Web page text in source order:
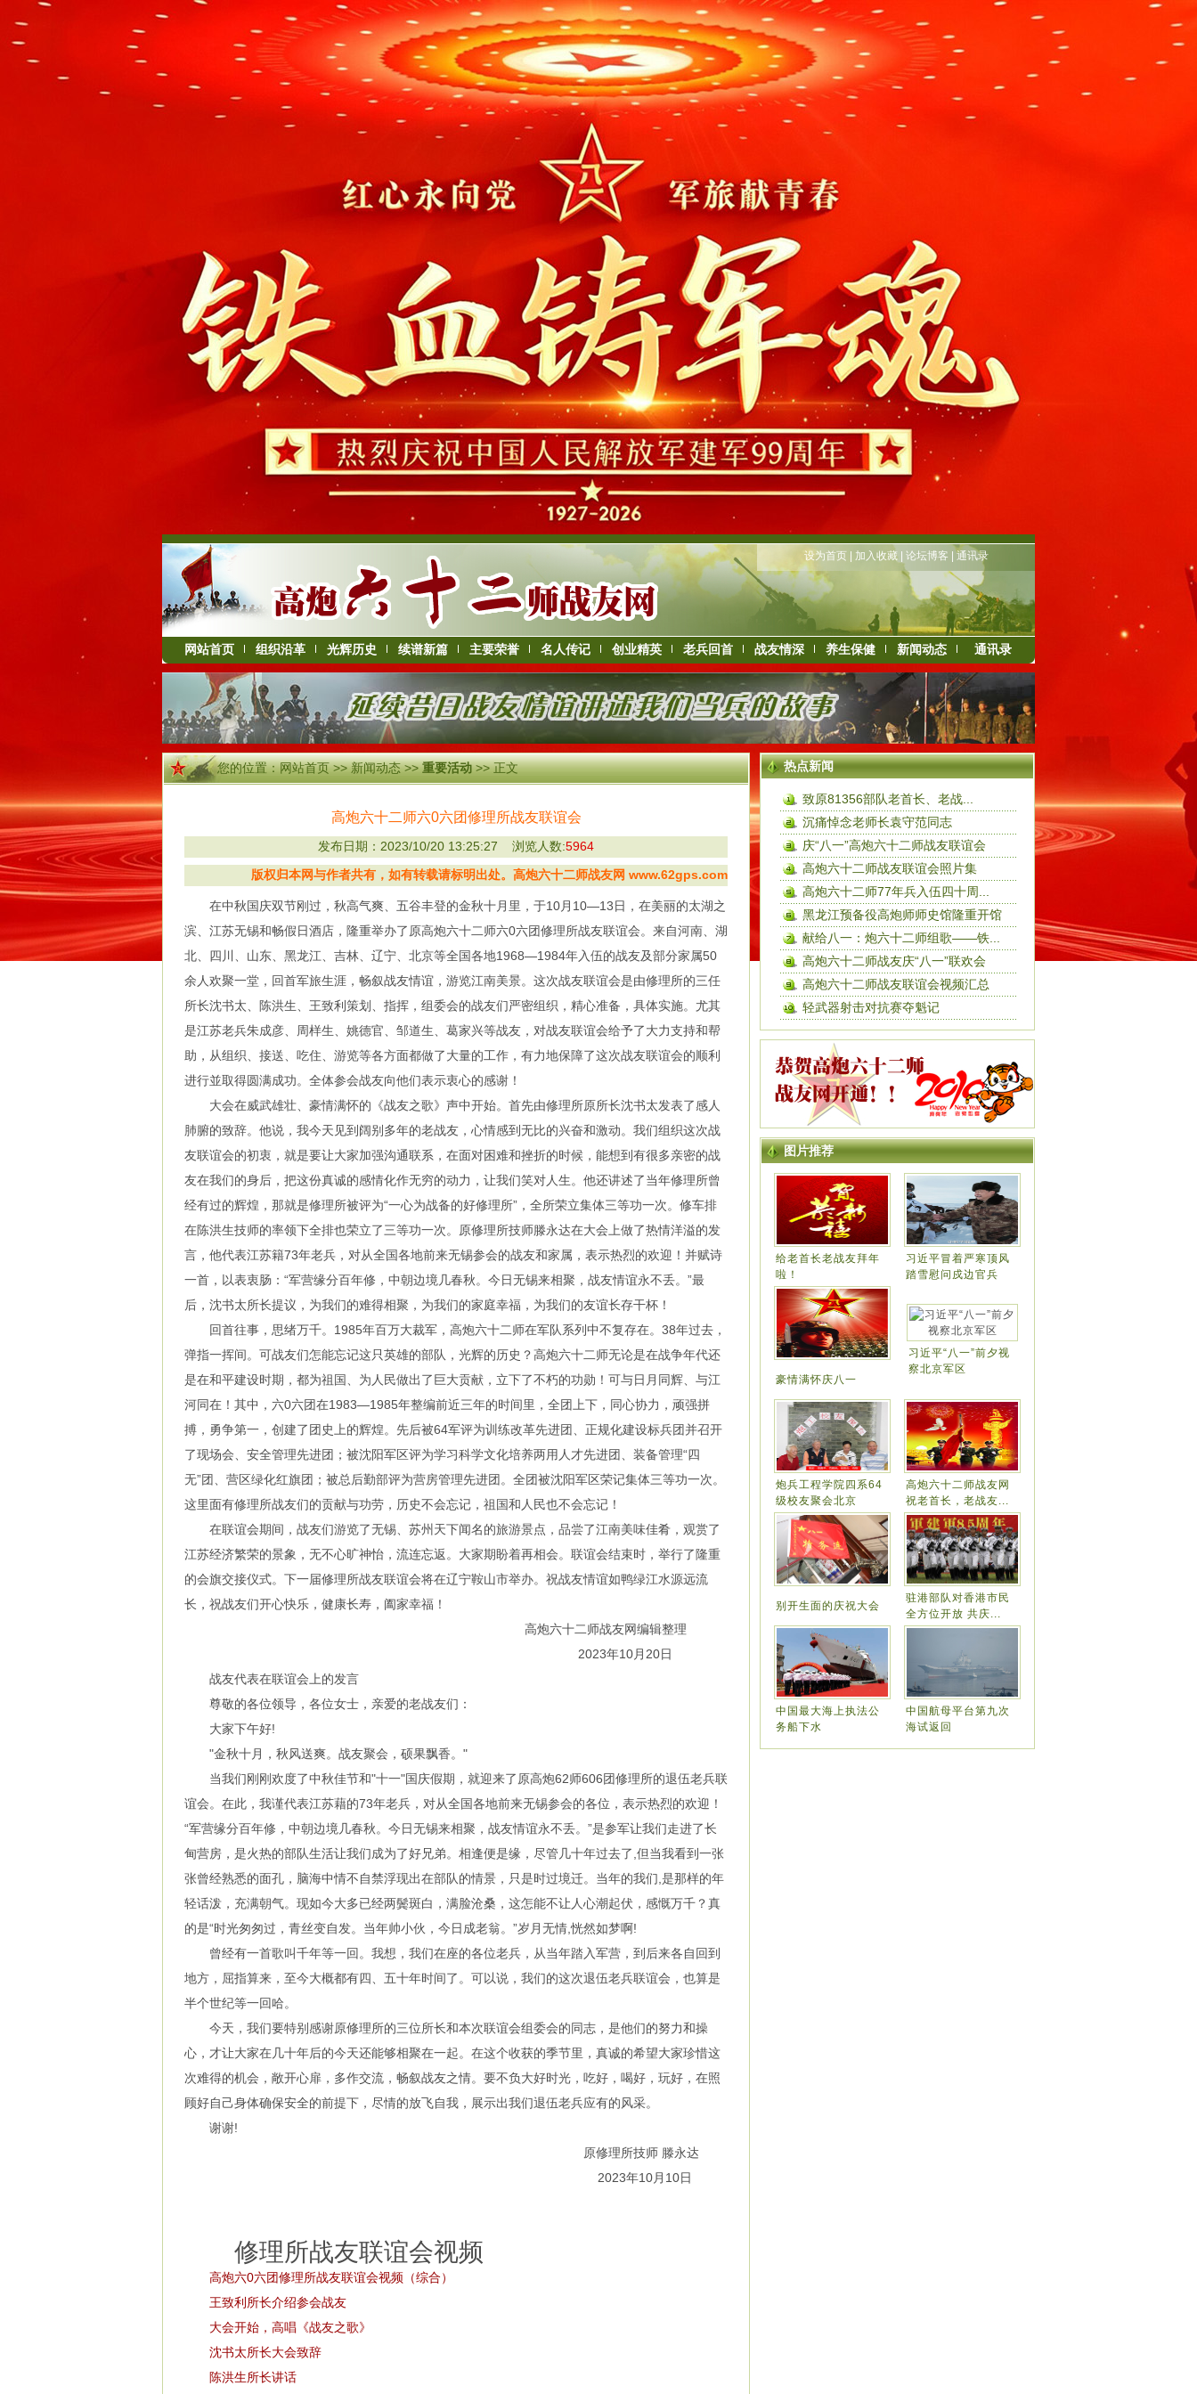
设为首页| 加入收藏| 论坛博客 通讯录
网站首页 组织沿革 光辉历史 续谱新篇 主要荣誉 名人传记 创业精英 老兵回首 战友情深 养生保健 新闻动态 通讯录
您的位置：网站首页>>新闻动态>>重要活动>> 正文
高炮六十二师六0六团修理所战友联谊会
发布日期：2023/10/20 13:25:27 浏览人数:5964
版权归本网与作者共有，如有转载请标明出处。高炮六十二师战友网 www.62gps.com
在中秋国庆双节刚过，秋高气爽、五谷丰登的金秋十月里，于10月10—13日，在美丽的太湖之
滨、江苏无锡和畅假日酒店，隆重举办了原高炮六十二师六0六团修理所战友联谊会。来自河南、湖
北、四川、山东、黑龙江、吉林、辽宁、北京等全国各地1968—1984年入伍的战友及部分家属50
余人欢聚一堂，回首军旅生涯，畅叙战友情谊，游览江南美景。这次战友联谊会是由修理所的三任
所长沈书太、陈洪生、王致利策划、指挥，组委会的战友们严密组织，精心准备，具体实施。尤其
是江苏老兵朱成彦、周样生、姚德官、邹道生、葛家兴等战友，对战友联谊会给予了大力支持和帮
助，从组织、接送、吃住、游览等各方面都做了大量的工作，有力地保障了这次战友联谊会的顺利
进行並取得圆满成功。全体参会战友向他们表示衷心的感谢！
大会在威武雄壮、豪情满怀的《战友之歌》声中开始。首先由修理所原所长沈书太发表了感人
肺腑的致辞。他说，我今天见到阔别多年的老战友，心情感到无比的兴奋和激动。我们组织这次战
友联谊会的初衷，就是要让大家加强沟通联系，在面对困难和挫折的时候，能想到有很多亲密的战
友在我们的身后，把这份真诚的感情化作无穷的动力，让我们笑对人生。他还讲述了当年修理所曾
经有过的辉煌，那就是修理所被评为“一心为战备的好修理所”，全所荣立集体三等功一次。修车排
在陈洪生技师的率领下全排也荣立了三等功一次。原修理所技师滕永达在大会上做了热情洋溢的发
言，他代表江苏籍73年老兵，对从全国各地前来无锡参会的战友和家属，表示热烈的欢迎！并赋诗
一首，以表衷肠：“军营缘分百年修，中朝边境几春秋。今日无锡来相聚，战友情谊永不丢。”最
后，沈书太所长提议，为我们的难得相聚，为我们的家庭幸福，为我们的友谊长存干杯！
回首往事，思绪万千。1985年百万大裁军，高炮六十二师在军队系列中不复存在。38年过去，
弹指一挥间。可战友们怎能忘记这只英雄的部队，光辉的历史？高炮六十二师无论是在战争年代还
是在和平建设时期，都为祖国、为人民做出了巨大贡献，立下了不朽的功勋！可与日月同辉、与江
河同在！其中，六0六团在1983—1985年整编前近三年的时间里，全团上下，同心协力，顽强拼
搏，勇争第一，创建了团史上的辉煌。先后被64军评为训练改革先进团、正规化建设标兵团并召开
了现场会、安全管理先进团；被沈阳军区评为学习科学文化培养两用人才先进团、装备管理“四
无”团、营区绿化红旗团；被总后勤部评为营房管理先进团。全团被沈阳军区荣记集体三等功一次。
这里面有修理所战友们的贡献与功劳，历史不会忘记，祖国和人民也不会忘记！
在联谊会期间，战友们游览了无锡、苏州天下闻名的旅游景点，品尝了江南美味佳肴，观赏了
江苏经济繁荣的景象，无不心旷神怡，流连忘返。大家期盼着再相会。联谊会结束时，举行了隆重
的会旗交接仪式。下一届修理所战友联谊会将在辽宁鞍山市举办。祝战友情谊如鸭绿江水源远流
长，祝战友们开心快乐，健康长寿，阖家幸福！
高炮六十二师战友网编辑整理
2023年10月20日
战友代表在联谊会上的发言
尊敬的各位领导，各位女士，亲爱的老战友们：
大家下午好!
"金秋十月，秋风送爽。战友聚会，硕果飘香。"
当我们刚刚欢度了中秋佳节和"十一"国庆假期，就迎来了原高炮62师606团修理所的退伍老兵联
谊会。在此，我谨代表江苏藉的73年老兵，对从全国各地前来无锡参会的各位，表示热烈的欢迎！
“军营缘分百年修，中朝边境几春秋。今日无锡来相聚，战友情谊永不丢。”是参军让我们走进了长
甸营房，是火热的部队生活让我们成为了好兄弟。相逢便是缘，尽管几十年过去了,但当我看到一张
张曾经熟悉的面孔，脑海中情不自禁浮现出在部队的情景，只是时过境迁。当年的我们,是那样的年
轻话泼，充满朝气。现如今大多已经两鬓斑白，满脸沧桑，这怎能不让人心潮起伏，感慨万千？真
的是“时光匆匆过，青丝变自发。当年帅小伙，今日成老翁。”岁月无情,恍然如梦啊!
曾经有一首歌叫千年等一回。我想，我们在座的各位老兵，从当年踏入军营，到后来各自回到
地方，屈指算来，至今大概都有四、五十年时间了。可以说，我们的这次退伍老兵联谊会，也算是
半个世纪等一回哈。
今天，我们要特别感谢原修理所的三位所长和本次联谊会组委会的同志，是他们的努力和操
心，才让大家在几十年后的今天还能够相聚在一起。在这个收获的季节里，真诚的希望大家珍惜这
次难得的机会，敞开心扉，多作交流，畅叙战友之情。要不负大好时光，吃好，喝好，玩好，在照
顾好自己身体确保安全的前提下，尽情的放飞自我，展示出我们退伍老兵应有的风采。
谢谢!
原修理所技师 滕永达
2023年10月10日
修理所战友联谊会视频
高炮六0六团修理所战友联谊会视频（综合）
王致利所长介绍参会战友
大会开始，高唱《战友之歌》
沈书太所长大会致辞
陈洪生所长讲话
热点新闻
致原81356部队老首长、老战...
沉痛悼念老师长袁守范同志
庆“八一”高炮六十二师战友联谊会
高炮六十二师战友联谊会照片集
高炮六十二师77年兵入伍四十周...
黑龙江预备役高炮师师史馆隆重开馆
献给八一：炮六十二师组歌——铁...
高炮六十二师战友庆“八一”联欢会
高炮六十二师战友联谊会视频汇总
轻武器射击对抗赛夺魁记
图片推荐
给老首长老战友拜年
啦！
习近平冒着严寒顶风
踏雪慰问戍边官兵
豪情满怀庆八一
习近平“八一”前夕视
察北京军区
炮兵工程学院四系64
级校友聚会北京
高炮六十二师战友网
祝老首长，老战友...
别开生面的庆祝大会
驻港部队对香港市民
全方位开放 共庆...
中国最大海上执法公
务船下水
中国航母平台第九次
海试返回